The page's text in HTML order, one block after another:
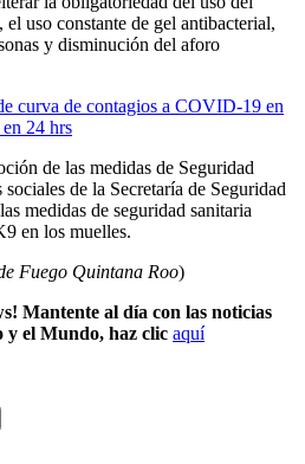
el uso constante de gel antibacterial,
y disminución del aforo
curva de contagios a COVID-19 en
24 hrs
de las medidas de Seguridad
sociales de la Secretaría de Seguridad
medidas de seguridad sanitaria
en los muelles.
Fuego Quintana Roo)
Mantente al día con las noticias
y el Mundo, haz clic aquí